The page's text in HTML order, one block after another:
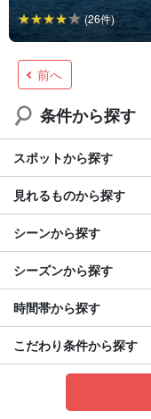
(26件)
前へ
条件から探す
スポットから探す
見れるものから探す
シーンから探す
シーズンから探す
時間帯から探す
こだわり条件から探す